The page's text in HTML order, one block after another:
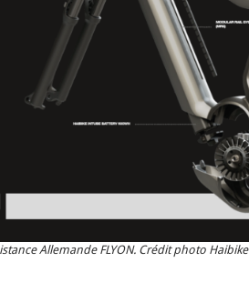
Allemande FLYON. Crédit photo Haibike